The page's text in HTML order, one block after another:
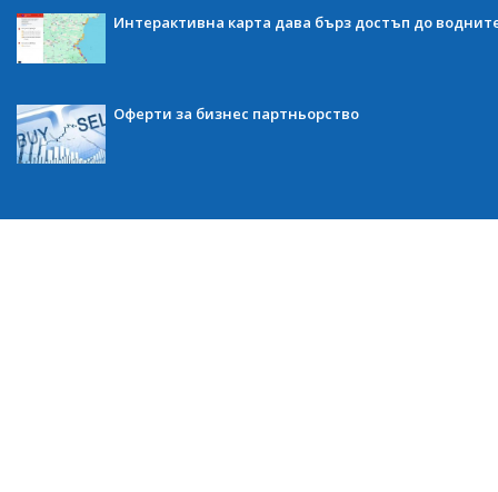
Интерактивна карта дава бърз достъп до
Оферти за бизнес партньорство